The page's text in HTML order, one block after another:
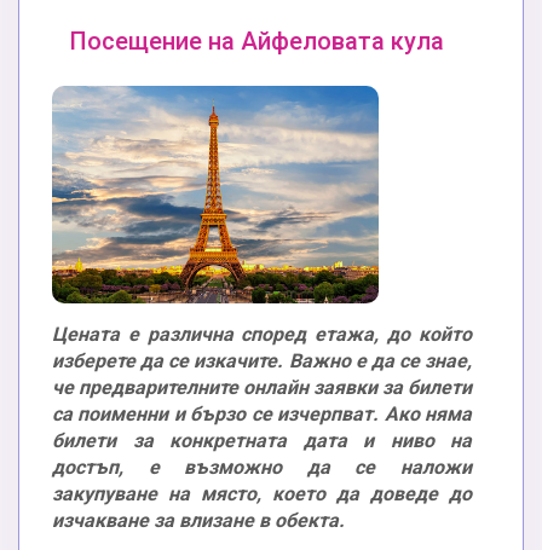
Посещение на Айфеловата кула
Цената е различна според етажа, до който
изберете да се изкачите. Важно е да се знае,
че предварителните онлайн заявки за билети
са поименни и бързо се изчерпват. Ако няма
билети за конкретната дата и ниво на
достъп, е възможно да се наложи
закупуване на място, което да доведе до
изчакване за влизане в обекта.